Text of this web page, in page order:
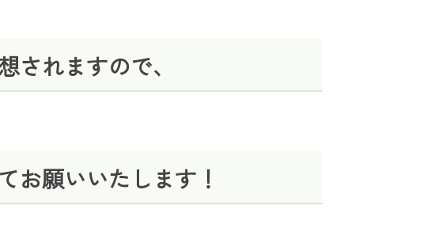
れますので、
お願いいたします！